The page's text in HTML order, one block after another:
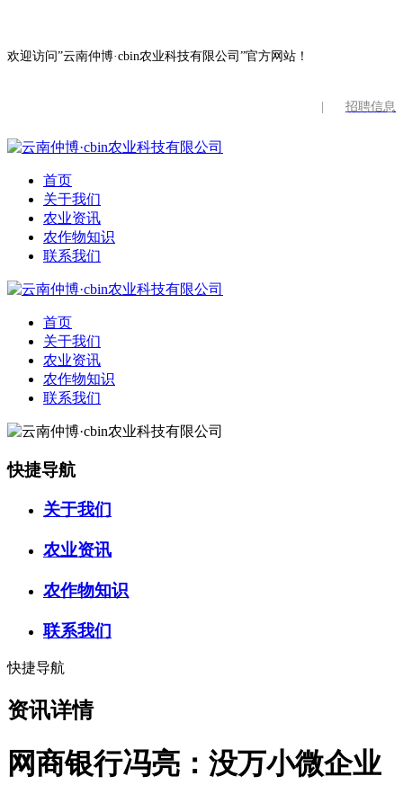
欢迎访问”云南仲博·cbin农业科技有限公司”官方网站！
招聘信息
首页
关于我们
农业资讯
农作物知识
联系我们
首页
关于我们
农业资讯
农作物知识
联系我们
快捷导航
关于我们
农业资讯
农作物知识
联系我们
快捷导航
资讯详情
网商银行冯亮：没万小微企业